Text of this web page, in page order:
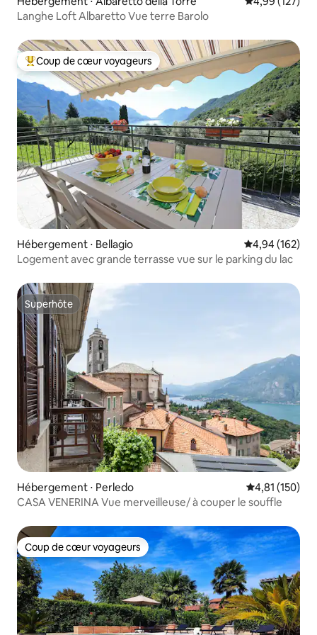
Langhe Loft Albaretto Vue terre Barolo
Coups de cœur voyageurs les plus appréciés
Coup de cœur voyageurs
Hébergement ⋅ Bellagio Évaluation
4,94 (162)
Logement avec grande terrasse vue sur le parking du lac
Superhôte
Superhôte
Hébergement ⋅ Perledo Évaluation
4,81 (150)
CASA VENERINA Vue merveilleuse/ à couper le souffle
Coup de cœur voyageurs
Coup de cœur voyageurs